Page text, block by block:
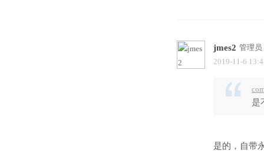
jmes2 管理员
2019-11-6
是
是的，自带